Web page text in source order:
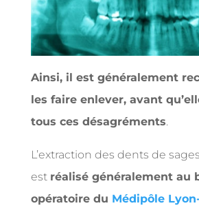
Ainsi, il est généralement
les faire enlever, avant
tous ces désagréments.
L’extraction des dents de
est réalisé généralement au
opératoire du Médipôle